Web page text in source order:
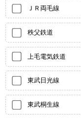
ＪＲ両毛線
秩父鉄道
上毛電気鉄道
東武日光線
東武桐生線